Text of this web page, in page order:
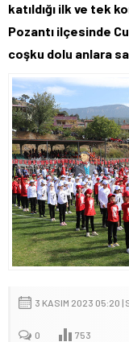
katıldığı ilk ve tek
Pozantı ilçesinde
coşku dolu anlara
3 KASIM 2023 05:20 |
0 753